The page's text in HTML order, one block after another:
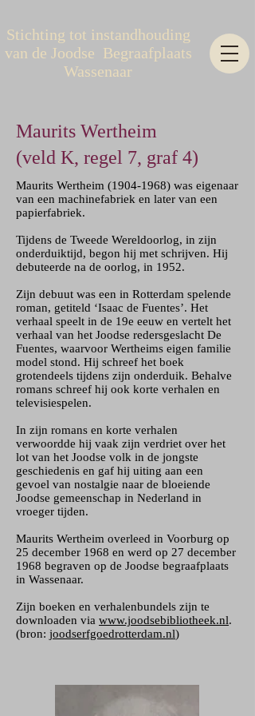
Stichting tot instandhouding
van de Joodse Begraafplaats
Wassenaar
Maurits Wertheim
(veld K, regel 7, graf 4)
Maurits Wertheim (1904-1968) was eigenaar
van een machinefabriek en later van een
papierfabriek.
Tijdens de Tweede Wereldoorlog, in zijn
onderduiktijd, begon hij met schrijven. Hij
debuteerde na de oorlog, in 1952.
Zijn debuut was een in Rotterdam spelende
roman, getiteld ‘Isaac de Fuentes’. Het
verhaal speelt in de 19e eeuw en vertelt het
verhaal van het Joodse redersgeslacht De
Fuentes, waarvoor Wertheims eigen familie
model stond. Hij schreef het boek
grotendeels tijdens zijn onderduik. Behalve
romans schreef hij ook korte verhalen en
televisiespelen.
In zijn romans en korte verhalen
verwoordde hij vaak zijn verdriet over het
lot van het Joodse volk in de jongste
geschiedenis en gaf hij uiting aan een
gevoel van nostalgie naar de bloeiende
Joodse gemeenschap in Nederland in
vroeger tijden.
Maurits Wertheim overleed in Voorburg op
25 december 1968 en werd op 27 december
1968 begraven op de Joodse begraafplaats
in Wassenaar.
Zijn boeken en verhalenbundels zijn te
downloaden via www.joodsebibliotheek.nl.
(bron: joodserfgoedrotterdam.nl)